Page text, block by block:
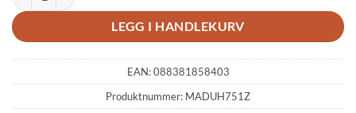
LEGG I HANDLEKURV
EAN:088381858403
Produktnummer: MADUH751Z